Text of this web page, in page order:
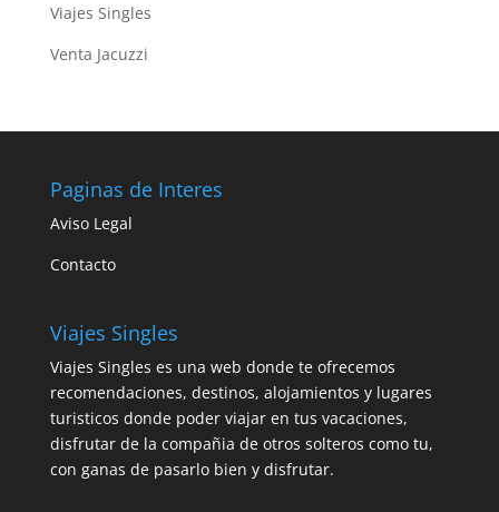
Viajes Singles
Venta Jacuzzi
Paginas de Interes
Aviso Legal
Contacto
Viajes Singles
Viajes Singles es una web donde te ofrecemos
recomendaciones, destinos, alojamientos y lugares
turisticos donde poder viajar en tus vacaciones,
disfrutar de la compañia de otros solteros como tu,
con ganas de pasarlo bien y disfrutar.